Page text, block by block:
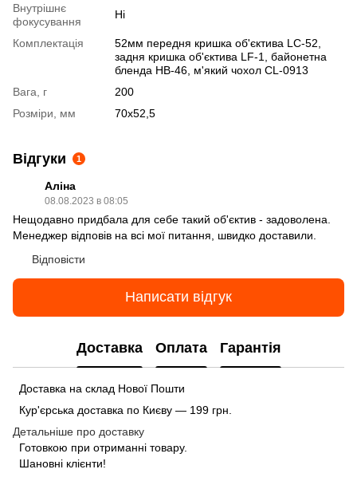
Внутрішнє
фокусування
Ні
Комплектація
52мм передня кришка об'єктива LC-52,
задня кришка об'єктива LF-1, байонетна
бленда HB-46, м'який чохол CL-0913
Вага, г
200
Розміри, мм
70x52,5
Відгуки 1
Аліна
08.08.2023 в 08:05
Нещодавно придбала для себе такий об'єктив - задоволена.
Менеджер відповів на всі мої питання, швидко доставили.
Відповісти
Написати відгук
Доставка Оплата Гарантія
Доставка на склад Нової Пошти
Кур'єрська доставка по Києву — 199 грн.
Детальніше про доставку
Готовкою при отриманні товару.
Шановні клієнти!